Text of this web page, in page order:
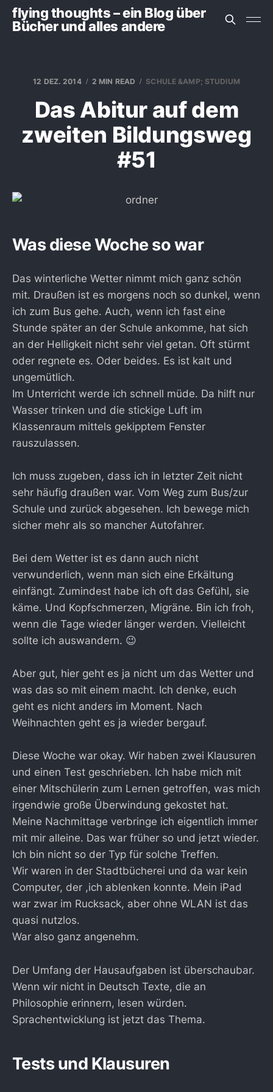
flying thoughts – ein Blog über
Bücher und alles andere
12 DEZ. 2014 2 MIN READ SCHULE &AMP; STUDIUM
Das Abitur auf dem
zweiten Bildungsweg
#51
Was diese Woche so war
Das winterliche Wetter nimmt mich ganz schön
mit. Draußen ist es morgens noch so dunkel, wenn
ich zum Bus gehe. Auch, wenn ich fast eine
Stunde später an der Schule ankomme, hat sich
an der Helligkeit nicht sehr viel getan. Oft stürmt
oder regnete es. Oder beides. Es ist kalt und
ungemütlich.
Im Unterricht werde ich schnell müde. Da hilft nur
Wasser trinken und die stickige Luft im
Klassenraum mittels gekipptem Fenster
rauszulassen.
Ich muss zugeben, dass ich in letzter Zeit nicht
sehr häufig draußen war. Vom Weg zum Bus/zur
Schule und zurück abgesehen. Ich bewege mich
sicher mehr als so mancher Autofahrer.
Bei dem Wetter ist es dann auch nicht
verwunderlich, wenn man sich eine Erkältung
einfängt. Zumindest habe ich oft das Gefühl, sie
käme. Und Kopfschmerzen, Migräne. Bin ich froh,
wenn die Tage wieder länger werden. Vielleicht
sollte ich auswandern. 😉
Aber gut, hier geht es ja nicht um das Wetter und
was das so mit einem macht. Ich denke, euch
geht es nicht anders im Moment. Nach
Weihnachten geht es ja wieder bergauf.
Diese Woche war okay. Wir haben zwei Klausuren
und einen Test geschrieben. Ich habe mich mit
einer Mitschülerin zum Lernen getroffen, was mich
irgendwie große Überwindung gekostet hat.
Meine Nachmittage verbringe ich eigentlich immer
mit mir alleine. Das war früher so und jetzt wieder.
Ich bin nicht so der Typ für solche Treffen.
Wir waren in der Stadtbücherei und da war kein
Computer, der ,ich ablenken konnte. Mein iPad
war zwar im Rucksack, aber ohne WLAN ist das
quasi nutzlos.
War also ganz angenehm.
Der Umfang der Hausaufgaben ist überschaubar.
Wenn wir nicht in Deutsch Texte, die an
Philosophie erinnern, lesen würden.
Sprachentwicklung ist jetzt das Thema.
Tests und Klausuren